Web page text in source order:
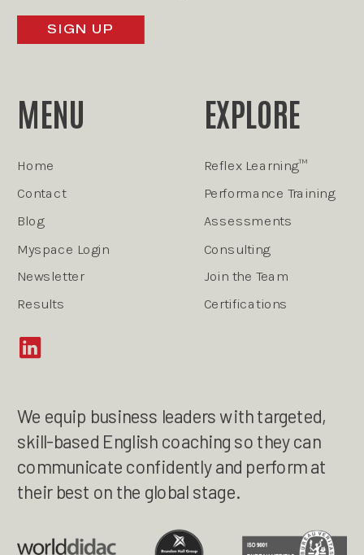
MENU
Home
Contact
Myspace Login
Newsletter
Blog
We equip business leaders with targeted,
skill-based English coaching so they can
communicate confidently and perform at
their best on the global stage.
EXPLORE
Reflex Learning™
Performance Training
Consulting
Join the Team
Assessments
SIGN UP
Results Certifications